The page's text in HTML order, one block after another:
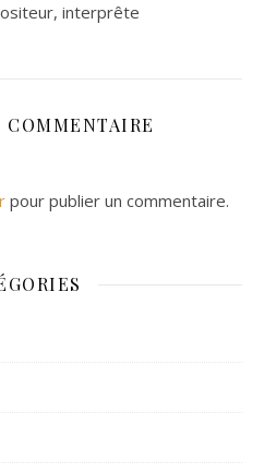
interprête
pour publier un commentaire.